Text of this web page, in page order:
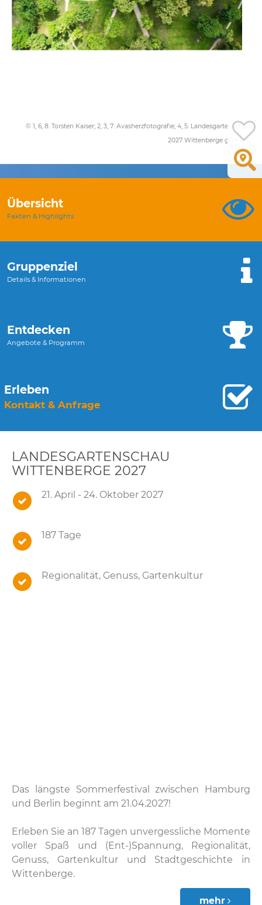
© 1, 6, 8: Torsten Kaiser; 2, 3, 7: Avasherzfotografie; 4, 5: Landesgartenschau
2027 Wittenberge gGmbH;
Übersicht
Fakten & Highlights
Gruppenziel
Details & Informationen
Entdecken
Angebote & Programm
Erleben
Kontakt & Anfrage
LANDESGARTENSCHAU
WITTENBERGE 2027
21. April - 24. Oktober 2027
187 Tage
Regionalität, Genuss, Gartenkultur
Das längste Sommerfestival zwischen Hamburg
und Berlin beginnt am 21.04.2027!
Erleben Sie an 187 Tagen unvergessliche Momente
voller Spaß und (Ent-)Spannung, Regionalität,
Genuss, Gartenkultur und Stadtgeschichte in
Wittenberge.
mehr